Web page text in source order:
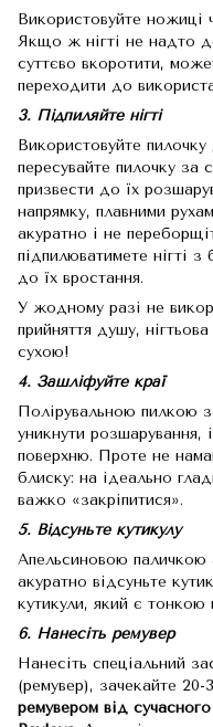
Використовуйте ножиці
Якщо ж нігті не надто
суттєво вкоротити,
переходити до
3. Підпиляйте нігті
Використовуйте пилочку
пересувайте пилочку за
призвести до їх
напрямку, плавними
акуратно і не
підпилюватимете нігті
до їх вростання.
У жодному разі не
прийняття душу,
сухою!
4. Зашліфуйте краї
Полірувальною пилкою
уникнути розшарування,
поверхню. Проте не
блиску: на ідеально
важко «закріпитися».
5. Відсуньте кутикулу
Апельсиновою паличкою
акуратно відсуньте
кутикули, який є тонкою
6. Нанесіть ремувер
Нанесіть спеціальний
(ремувер), зачекайте
ремувером від